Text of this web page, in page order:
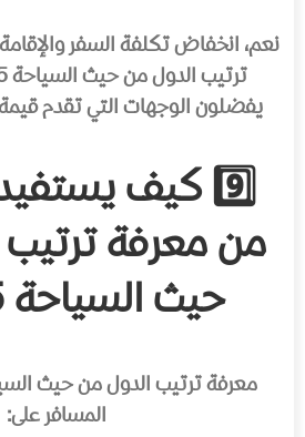
نعم، انخفاض تكلفة السفر
يفضلون الوجهات التي تقدم
9️⃣ كيف
من معرفة
حيث السياحة 2025؟
المسافر على: